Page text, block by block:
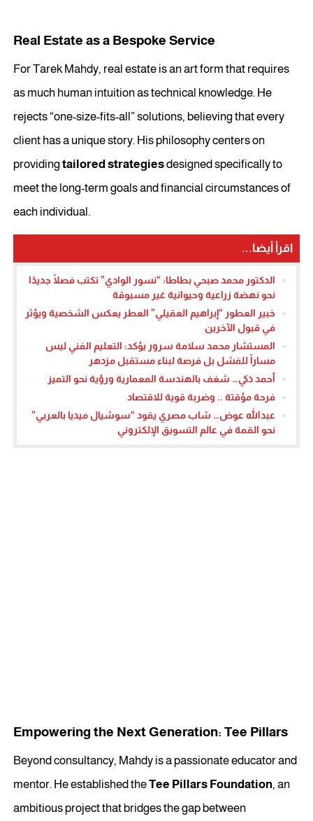
Real Estate as a Bespoke Service
For Tarek Mahdy, real estate is an art form that requires
as much human intuition as technical knowledge. He
rejects “one-size-fits-all” solutions, believing that every
client has a unique story. His philosophy centers on
providingtailored strategiesdesigned specifically to
meet the long-term goals and financial circumstances of
each individual.
اقرأ أيضا...
الدكتور محمد صبحي بطاطا: “نسور الوادي” تكتب فصلًا جديدًا
نحو نهضة زراعية وحيوانية غير مسبوقة
خبير العطور “إبراهيم العقيلي” العطر يعكس الشخصية ويؤثر
في قبول الآخرين
المستشار محمد سلامة سرور يؤكد: التعليم الفني ليس
مساراً للفشل بل فرصة لبناء مستقبل مزدهر
أحمد ذكي… شغف بالهندسة المعمارية ورؤية نحو التميز
فرحة مؤقتة .. وضربة قوية للاقتصاد
عبدالله عوض… شاب مصري يقود “سوشيال ميديا بالعربي”
نحو القمة في عالم التسويق الإلكتروني
Empowering the Next Generation: Tee Pillars
Beyond consultancy, Mahdy is a passionate educator and
mentor. He established theTee Pillars Foundation, an
ambitious project that bridges the gap between